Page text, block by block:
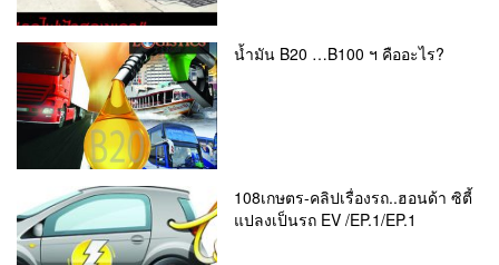
น้ำมัน B20 …B100 ฯ คืออะไร?
108เกษตร-คลิปเรื่องรถ..ฮอนด้า ซิตี้
แปลงเป็นรถ EV /EP.1/EP.1